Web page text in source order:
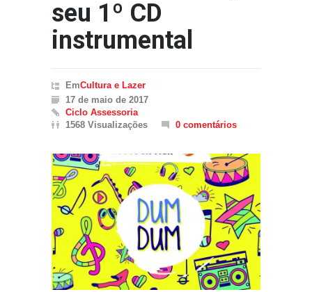
seu 1º CD
instrumental
EmCultura e Lazer
17 de maio de 2017
Ciclo Assessoria
1568 Visualizações
0 comentários